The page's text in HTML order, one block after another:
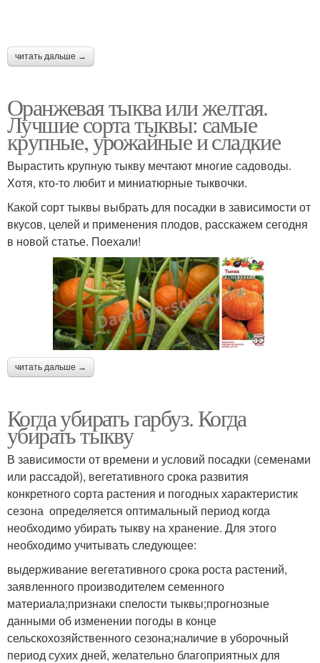
Тыква в форме
Крупноплодная тыква Крупноплодные тыквы
Тыква с баклажаном Белая тыква
Тыквы на грядке Недозревшая тыква
Тыквы в сибири
Цукатная тыква
Тыквы с
характеристикой
Уход в открытом грунте
читать дальше →
Оранжевая тыква или желтая.
Лучшие сорта тыквы: самые
крупные, урожайные и сладкие
Вырастить крупную тыкву мечтают многие садоводы.
Хотя, кто-то любит и миниатюрные тыквочки.
Какой сорт тыквы выбрать для посадки в зависимости от
вкусов, целей и применения плодов, расскажем сегодня
в новой статье. Поехали!
читать дальше →
Когда убирать гарбуз. Когда
убирать тыкву
В зависимости от времени и условий посадки (семенами
или рассадой), вегетативного срока развития
конкретного сорта растения и погодных характеристик
сезона определяется оптимальный период когда
необходимо убирать тыкву на хранение. Для этого
необходимо учитывать следующее:
выдерживание вегетативного срока роста растений,
заявленного производителем семенного
материала;признаки спелости тыквы;прогнозные
данными об изменении погоды в конце
сельскохозяйственного сезона;наличие в уборочный
период сухих дней, желательно благоприятных для